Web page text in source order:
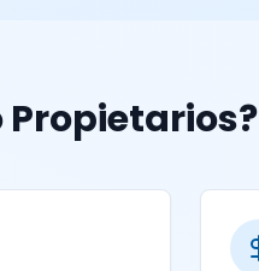
Propietarios?